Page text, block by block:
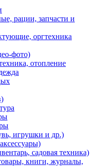
рации, запчасти и
оргтехника
фото)
отопление
игрушки и др.)
садовая техника)
книги, журналы,